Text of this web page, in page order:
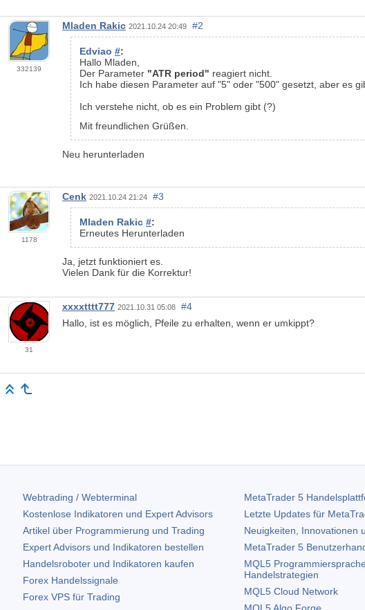
332139
Mladen Rakic 2021.10.24 20:49 #2
Edviao #:
Hallo Mladen,
Der Parameter "ATR period" reagiert nicht.
Ich habe diesen Parameter auf "5" oder "500" gesetzt, aber es
Ich verstehe nicht, ob es ein Problem gibt (?)
Mit freundlichen Grüßen.
Neu herunterladen
1178
Cenk 2021.10.24 21:24 #3
Mladen Rakic #:
Erneutes Herunterladen
Ja, jetzt funktioniert es.
Vielen Dank für die Korrektur!
31
xxxxtttt777 2021.10.31 05:08
#4
Hallo, ist es möglich, Pfeile zu erhalten, wenn er umkippt?
Webtrading / Webterminal
Kostenlose Indikatoren und Expert Advisors
Artikel über Programmierung und Trading
Expert Advisors und Indikatoren bestellen
Handelsroboter und Indikatoren kaufen
Forex Handelssignale
Forex VPS für Trading
MetaTrader 5
Letzte Updates für
Neuigkeiten, Innovationen
MetaTrader 5
MQL5
Handelstrategien
MQL5 Cloud Network